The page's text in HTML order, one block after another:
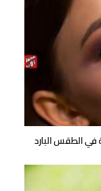
في الطقس البارد